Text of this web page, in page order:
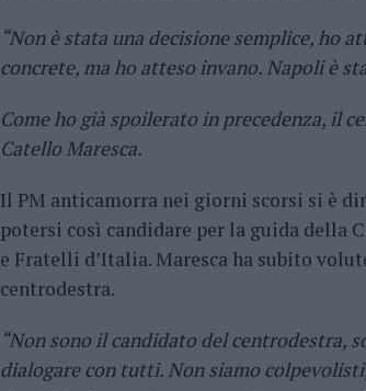
“Non è stata una decisione semplice, ho
concrete, ma ho atteso invano. Napoli è
Come ho già spoilerato in precedenza, il
Catello Maresca.
Il PM anticamorra nei giorni scorsi si è
potersi così candidare per la guida della
e Fratelli d’Italia. Maresca ha subito
centrodestra.
“Non sono il candidato del centrodestra,
dialogare con tutti. Non siamo